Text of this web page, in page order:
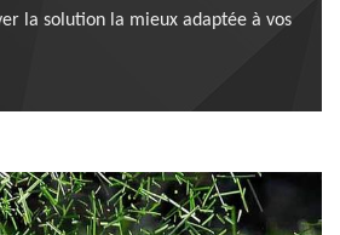
la solution la mieux adaptée à vos